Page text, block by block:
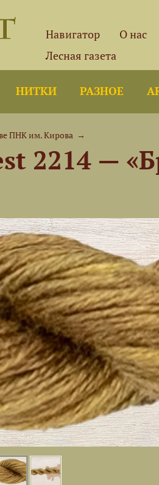
Навигатор О нас
Лесная газета
НИТКИ РАЗНОЕ
ПНК им. Кирова →
2214 —